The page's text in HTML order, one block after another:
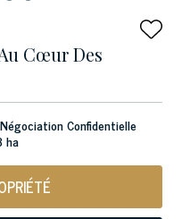
Cœur Des
Négociation Confidentielle
ha